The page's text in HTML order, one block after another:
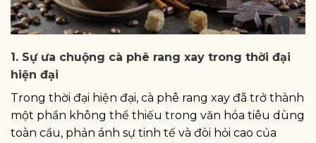
1. Sự ưa chuộng cà phê rang xay trong thời đại
hiện đại
Trong thời đại hiện đại, cà phê rang xay đã trở thành
một phần không thể thiếu trong văn hóa tiêu dùng
toàn cầu, phản ánh sự tinh tế và đòi hỏi cao của